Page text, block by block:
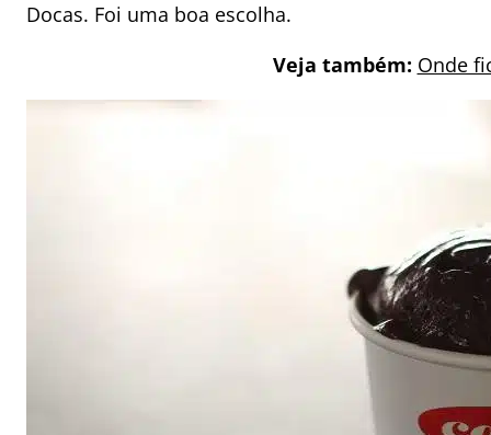
Docas. Foi uma boa escolha.
Veja também: Onde